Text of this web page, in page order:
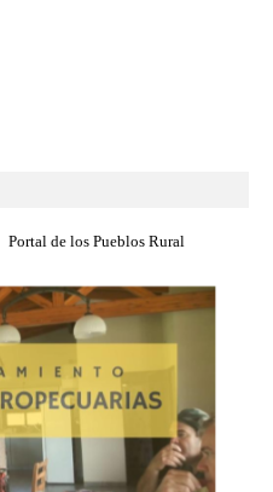
Portal de los Pueblos Rural